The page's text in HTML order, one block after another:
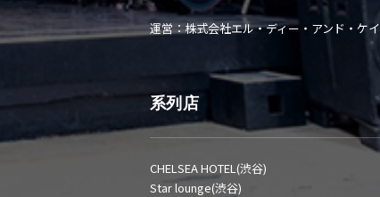
運営：株式会社エル・ディー・アンド・ケイ
系列店
CHELSEA HOTEL(渋谷)
Star lounge(渋谷)